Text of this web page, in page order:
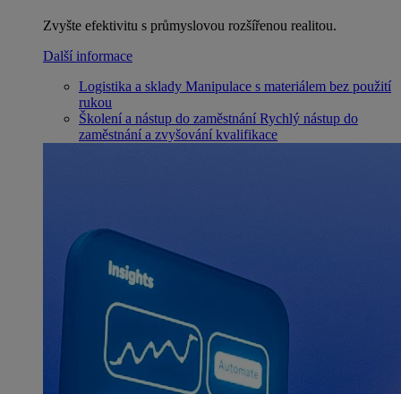
Zvyšte efektivitu s průmyslovou rozšířenou realitou.
Další informace
Logistika a sklady Manipulace s materiálem bez použití
rukou
Školení a nástup do zaměstnání Rychlý nástup do
zaměstnání a zvyšování kvalifikace